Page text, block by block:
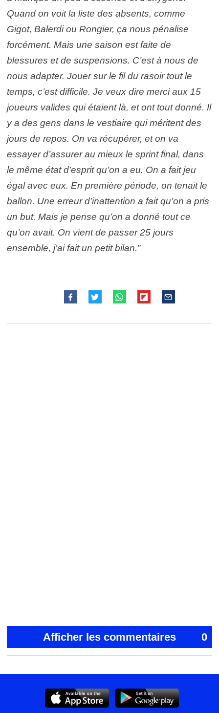
Quand on voit la liste des absents, comme
Gigot, Balerdi ou Rongier, ça nous pénalise
forcément. Mais une saison est faite de
blessures et de suspensions. C’est à nous de
nous adapter. Jouer sur le fil du rasoir tout le
temps, c’est difficile. Je veux dire merci aux 15
joueurs valides qui étaient là, et ont tout donné. Il
y a des gens dans le vestiaire qui méritent des
jours de repos. On va récupérer, et on va
essayer d’assurer au mieux le sprint final, dans
le même état d’esprit qu’on a eu. On a fait jeu
égal avec eux. En première période, on tenait le
ballon. Une erreur d’inattention a fait qu’on a pris
un but. Mais je pense qu’on a donné tout ce
qu’on avait. On vient de passer 25 jours
ensemble, j’ai fait un petit bilan.”
Afficher les commentaires 0